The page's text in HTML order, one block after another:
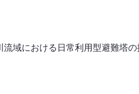
域における日常利用型避難塔の